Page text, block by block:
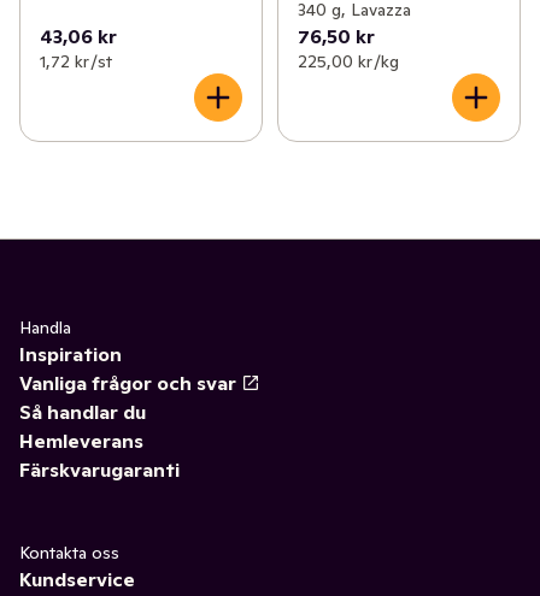
43,06 kr
1,72 kr /st
340 g, Lavazza
76,50 kr
225,00 kr /kg
Handla
Inspiration
Vanliga frågor och svar
Så handlar du
Hemleverans
Färskvarugaranti
Kontakta oss
Kundservice